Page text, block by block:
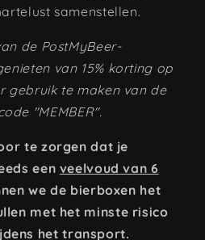
samenstellen.
de PostMyBeer-
van 15% korting op
gebruik te maken van de
"MEMBER".
te zorgen dat je
een veelvoud van 6
we de bierboxen het
met het minste risico
het transport.